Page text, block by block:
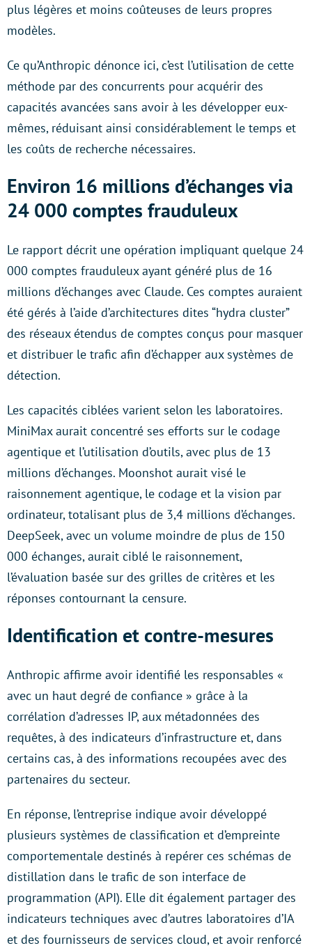
plus légères et moins coûteuses de leurs propres
modèles.
Ce qu’Anthropic dénonce ici, c’est l’utilisation de cette
méthode par des concurrents pour acquérir des
capacités avancées sans avoir à les développer eux-
mêmes, réduisant ainsi considérablement le temps et
les coûts de recherche nécessaires.
Environ 16 millions d’échanges via
24 000 comptes frauduleux
Le rapport décrit une opération impliquant quelque 24
000 comptes frauduleux ayant généré plus de 16
millions d’échanges avec Claude. Ces comptes auraient
été gérés à l’aide d’architectures dites “hydra cluster”
des réseaux étendus de comptes conçus pour masquer
et distribuer le trafic afin d’échapper aux systèmes de
détection.
Les capacités ciblées varient selon les laboratoires.
MiniMax aurait concentré ses efforts sur le codage
agentique et l’utilisation d’outils, avec plus de 13
millions d’échanges. Moonshot aurait visé le
raisonnement agentique, le codage et la vision par
ordinateur, totalisant plus de 3,4 millions d’échanges.
DeepSeek, avec un volume moindre de plus de 150
000 échanges, aurait ciblé le raisonnement,
l’évaluation basée sur des grilles de critères et les
réponses contournant la censure.
Identification et contre-mesures
Anthropic affirme avoir identifié les responsables «
avec un haut degré de confiance » grâce à la
corrélation d’adresses IP, aux métadonnées des
requêtes, à des indicateurs d’infrastructure et, dans
certains cas, à des informations recoupées avec des
partenaires du secteur.
En réponse, l’entreprise indique avoir développé
plusieurs systèmes de classification et d’empreinte
comportementale destinés à repérer ces schémas de
distillation dans le trafic de son interface de
programmation (API). Elle dit également partager des
indicateurs techniques avec d’autres laboratoires d’IA
et des fournisseurs de services cloud, et avoir renforcé